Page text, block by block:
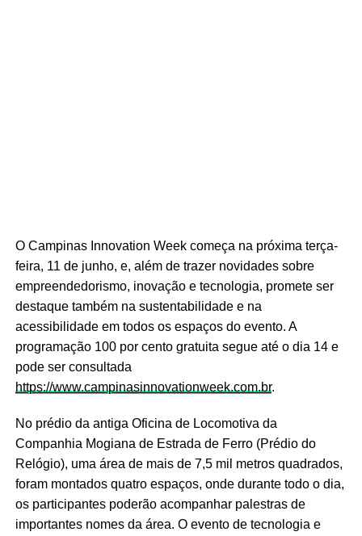
O Campinas Innovation Week começa na próxima terça-
feira, 11 de junho, e, além de trazer novidades sobre
empreendedorismo, inovação e tecnologia, promete ser
destaque também na sustentabilidade e na
acessibilidade em todos os espaços do evento. A
programação 100 por cento gratuita segue até o dia 14 e
pode ser consultada
https://www.campinasinnovationweek.com.br.
No prédio da antiga Oficina de Locomotiva da
Companhia Mogiana de Estrada de Ferro (Prédio do
Relógio), uma área de mais de 7,5 mil metros quadrados,
foram montados quatro espaços, onde durante todo o dia,
os participantes poderão acompanhar palestras de
importantes nomes da área. O evento de tecnologia e